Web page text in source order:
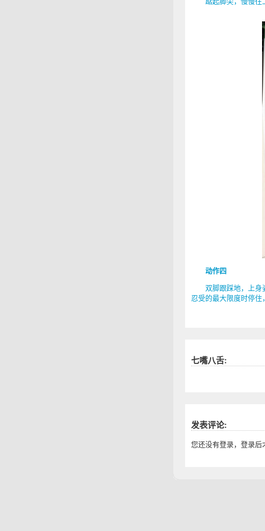
踮起脚尖，慢慢往上
动作四
双脚跟踩地，上身姿
忍受的最大限度时停住
七嘴八舌:
发表评论:
您还没有登录，登录后